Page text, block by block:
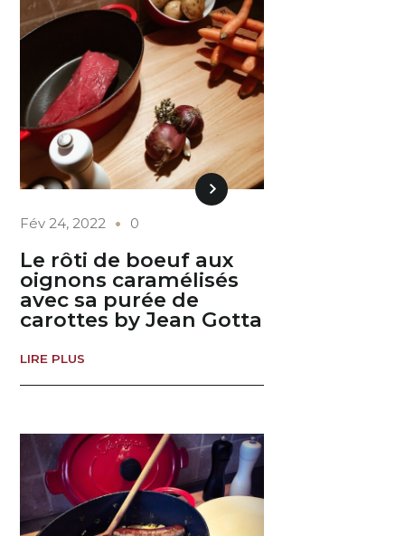
Fév 24, 2022 0
Le rôti de boeuf aux
oignons caramélisés
avec sa purée de
carottes by Jean Gotta
LIRE PLUS